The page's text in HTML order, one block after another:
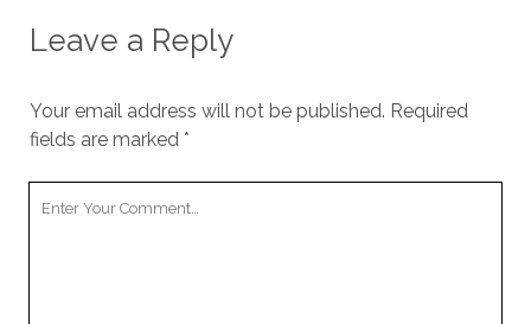
Leave a Reply
Your email address will not be published. Required
fields are marked *